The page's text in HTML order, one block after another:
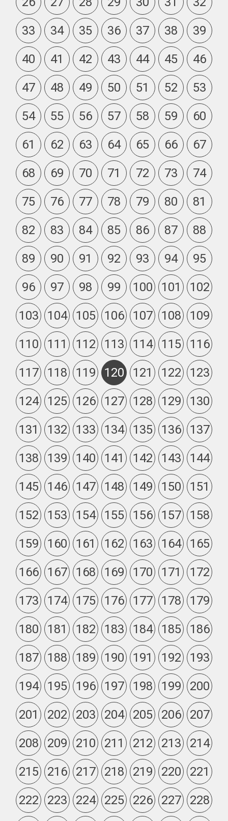
33
34 35 36 37 38
39
40
41 42 43 44 45
46
47
48 49 50 51 52
53
54
55 56 57 58 59
60
61
62 63 64 65 66
67
68
69 70 71 72 73
74
75
76 77 78 79 80
81
82
83 84 85 86 87
88
89
90 91 92 93 94
95
96
97 98 99 100 101
102
103
104 105 106 107 108
109
110
111 112 113 114 115
116
117
118 119 120 121 122
123
124
125 126 127 128 129
130
131
132 133 134 135 136
137
138
139 140 141 142 143
144
145
146 147 148 149 150
151
152
153 154 155 156 157
158
159
160 161 162 163 164
165
166
167 168 169 170 171
172
173
174 175 176 177 178
179
180
181 182 183 184 185
186
187
188 189 190 191 192
193
194
195 196 197 198 199
200
201
202 203 204 205 206
207
208
209 210 211 212 213
214
215
216 217 218 219 220
221
222
223 224 225 226 227
228